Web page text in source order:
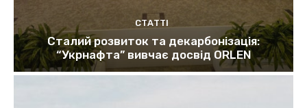
СТАТТІ
Сталий розвиток та декарбонізація:
“Укрнафта” вивчає досвід ORLEN